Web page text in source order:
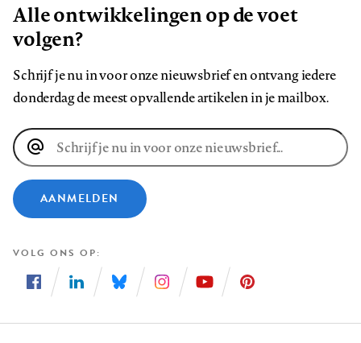
Alle ontwikkelingen op de voet
volgen?
Schrijf je nu in voor onze nieuwsbrief en ontvang iedere
donderdag de meest opvallende artikelen in je mailbox.
E-
mailadres
AANMELDEN
VOLG ONS OP
ons
ons
ons
ons
ons
ons